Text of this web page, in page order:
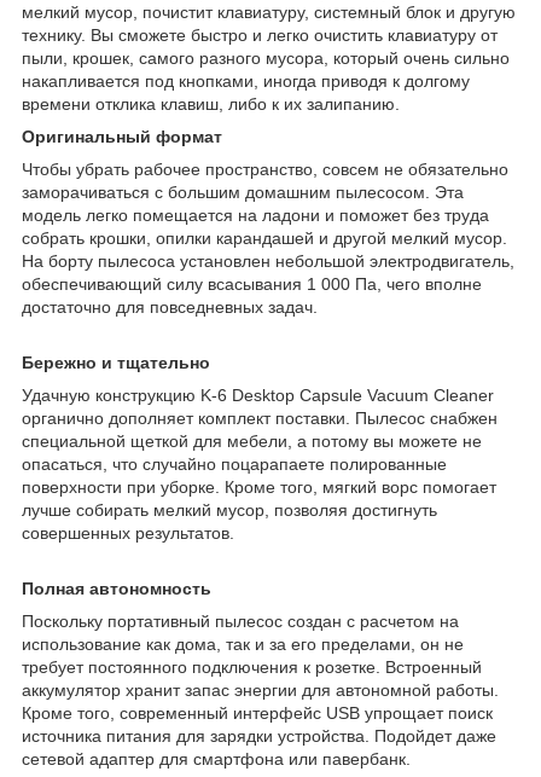
мелкий мусор, почистит клавиатуру, системный блок и другую
технику. Вы сможете быстро и легко очистить клавиатуру от
пыли, крошек, самого разного мусора, который очень сильно
накапливается под кнопками, иногда приводя к долгому
времени отклика клавиш, либо к их залипанию.
Оригинальный формат
Чтобы убрать рабочее пространство, совсем не обязательно
заморачиваться с большим домашним пылесосом. Эта
модель легко помещается на ладони и поможет без труда
собрать крошки, опилки карандашей и другой мелкий мусор.
На борту пылесоса установлен небольшой электродвигатель,
обеспечивающий силу всасывания 1 000 Па, чего вполне
достаточно для повседневных задач.
Бережно и тщательно
Удачную конструкцию K-6 Desktop Capsule Vacuum Cleaner
органично дополняет комплект поставки. Пылесос снабжен
специальной щеткой для мебели, а потому вы можете не
опасаться, что случайно поцарапаете полированные
поверхности при уборке. Кроме того, мягкий ворс помогает
лучше собирать мелкий мусор, позволяя достигнуть
совершенных результатов.
Полная автономность
Поскольку портативный пылесос создан с расчетом на
использование как дома, так и за его пределами, он не
требует постоянного подключения к розетке. Встроенный
аккумулятор хранит запас энергии для автономной работы.
Кроме того, современный интерфейс USB упрощает поиск
источника питания для зарядки устройства. Подойдет даже
сетевой адаптер для смартфона или павербанк.